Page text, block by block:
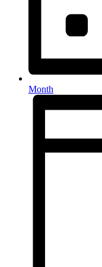
Month